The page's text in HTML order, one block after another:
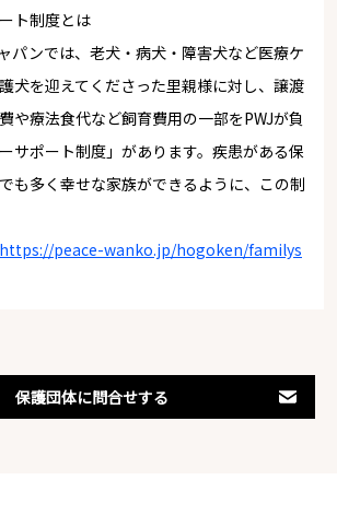
ト制度とは
パンでは、老犬・病犬・障害犬など医療ケ
犬を迎えてくださった里親様に対し、譲渡
や療法食代など飼育費用の一部をPWJが負
サポート制度」があります。疾患がある保
も多く幸せな家族ができるように、この制
https://peace-wanko.jp/hogoken/familys
保護団体に問合せする